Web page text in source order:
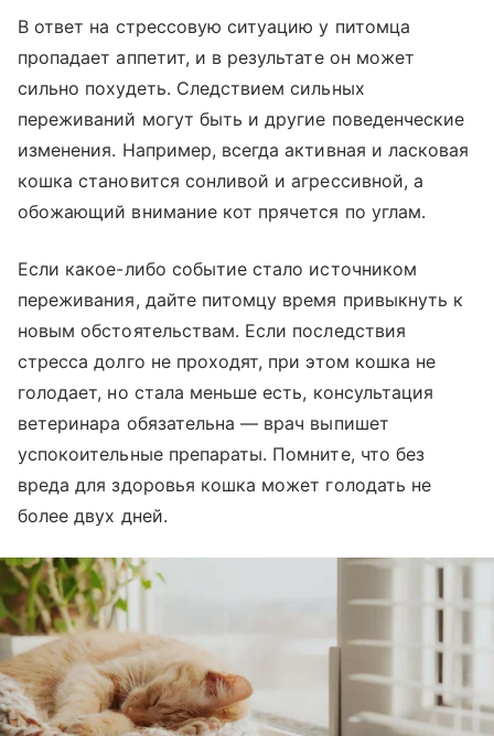
В ответ на стрессовую ситуацию у питомца
пропадает аппетит, и в результате он может
сильно похудеть. Следствием сильных
переживаний могут быть и другие поведенческие
изменения. Например, всегда активная и ласковая
кошка становится сонливой и агрессивной, а
обожающий внимание кот прячется по углам.
Если какое-либо событие стало источником
переживания, дайте питомцу время привыкнуть к
новым обстоятельствам. Если последствия
стресса долго не проходят, при этом кошка не
голодает, но стала меньше есть, консультация
ветеринара обязательна — врач выпишет
успокоительные препараты. Помните, что без
вреда для здоровья кошка может голодать не
более двух дней.